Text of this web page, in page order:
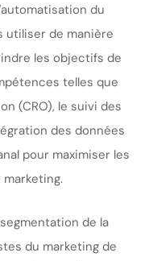
du
utiliser de manière
les objectifs de
telles que
(CRO), le suivi des
des données
pour maximiser les
de la
du marketing de